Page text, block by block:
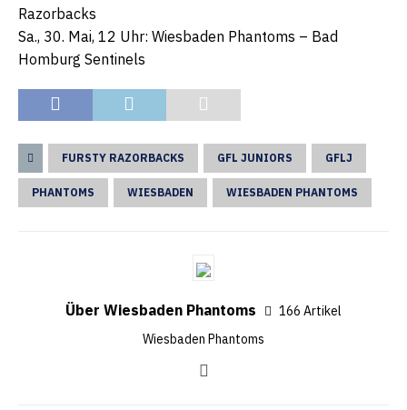
Razorbacks
Sa., 30. Mai, 12 Uhr: Wiesbaden Phantoms – Bad
Homburg Sentinels
FURSTY RAZORBACKS GFL JUNIORS GFLJ
PHANTOMS WIESBADEN WIESBADEN PHANTOMS
Über Wiesbaden Phantoms
166 Artikel
Wiesbaden Phantoms